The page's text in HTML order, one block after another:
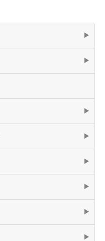
▶
▶
▶
▶
▶
▶
▶
▶